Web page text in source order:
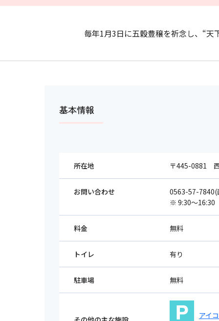
毎年1月3日に五穀豊穣を祈念し、“天
基本情報
所在地 〒445-0881
お問い合わせ
0563-57-7840(
※ 9:30～16:30
料金 無料
トイレ 有り
駐車場 無料
アイ